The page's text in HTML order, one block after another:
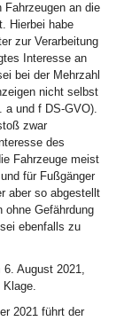
Fahrzeugen an die
Hierbei habe
zur Verarbeitung
Interesse an
bei der Mehrzahl
nicht selbst
a und f DS-GVO).
zwar
des
Fahrzeuge meist
für Fußgänger
aber so abgestellt
ohne Gefährdung
ebenfalls zu
6. August 2021,
Klage.
2021 führt der